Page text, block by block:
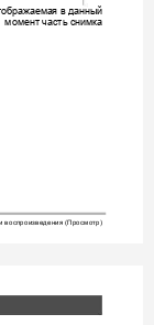
я в данный
момент часть снимка
воспроизведения (Просмотр)